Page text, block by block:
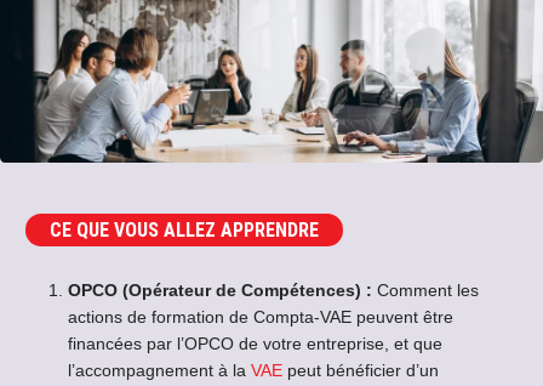
CE QUE VOUS ALLEZ APPRENDRE
OPCO (Opérateur de Compétences) : Comment les
actions de formation de Compta-VAE peuvent être
financées par l’OPCO de votre entreprise, et que
l’accompagnement à la VAE peut bénéficier d’un